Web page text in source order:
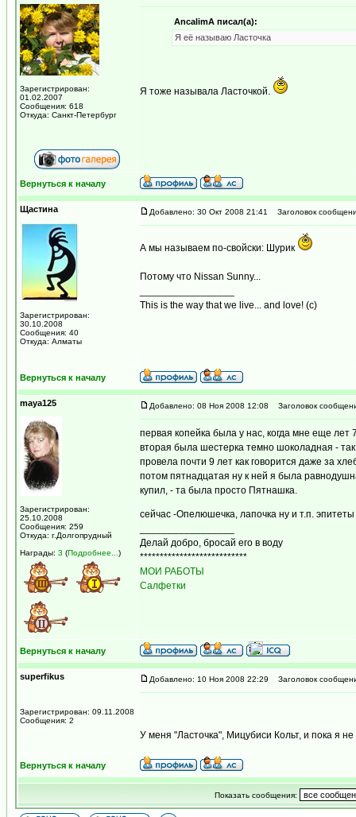
Зарегистрирован:
01.02.2007
Сообщения: 618
Откуда: Санкт-Петербург
AncalimA писал(а):
Я её называю Ласточка
Я тоже называла Ласточкой.
Вернуться к началу
Щастина
Зарегистрирован:
30.10.2008
Сообщения: 40
Откуда: Алматы
Добавлено: 30 Окт 2008 21:41 Заголовок
А мы называем по-свойски: Шурик
Потому что Nissan Sunny...
This is the way that we live... and love! (c)
Вернуться к началу
maya125
Зарегистрирован:
25.10.2008
Сообщения: 259
Откуда: г.Долгопрудный
Награды: 3 (Подробнее... )
Добавлено: 08 Ноя 2008 12:08 Заголовок
первая копейка была у нас, когда мне еще
вторая была шестерка темно шоколадная -
провела почти 9 лет как говорится даже за
потом пятнадцатая ну к ней я была
купил, - та была просто Пятнашка.
сейчас -Опелюшечка, лапочка ну и т.п.
Делай добро, бросай его в воду
***************************
МОИ РАБОТЫ
Салфетки
Вернуться к началу
superfikus
Зарегистрирован: 09.11.2008
Сообщения: 2
Добавлено: 10 Ноя 2008 22:29 Заголовок
У меня "Ласточка", Мицубиси Кольт, и пока я
Вернуться к началу
Показать сообщения: